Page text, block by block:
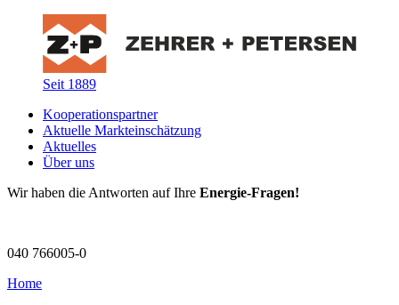
Seit 1889
Kooperationspartner
Aktuelle Markteinschätzung
Aktuelles
Über uns
Wir haben die Antworten auf Ihre Energie-Fragen!
040 766005-0
Home